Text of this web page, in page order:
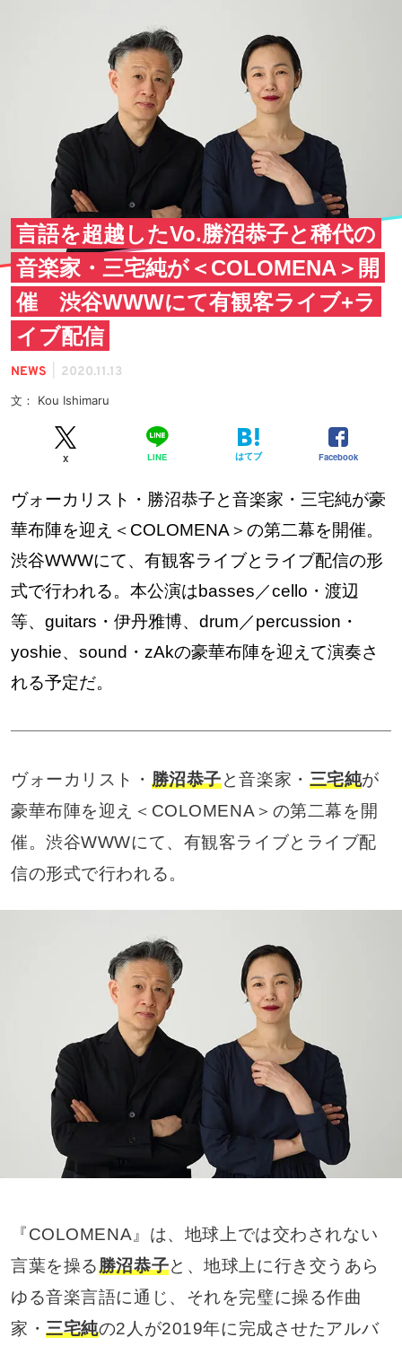
言語を超越したVo.勝沼恭子と稀代の
音楽家・三宅純が＜COLOMENA＞開
催 渋谷WWWにて有観客ライブ+ラ
イブ配信
NEWS 2020.11.13
文： Kou Ishimaru
X LINE はてブ Facebook
ヴォーカリスト・勝沼恭子と音楽家・三宅純が豪
華布陣を迎え＜COLOMENA＞の第二幕を開催。
渋谷WWWにて、有観客ライブとライブ配信の形
式で行われる。本公演はbasses／cello・渡辺
等、guitars・伊丹雅博、drum／percussion・
yoshie、sound・zAkの豪華布陣を迎えて演奏さ
れる予定だ。
ヴォーカリスト・ 勝沼恭子と音楽家・ 三宅純が
豪華布陣を迎え＜COLOMENA＞の第二幕を開
催。渋谷WWWにて、有観客ライブとライブ配
信の形式で行われる。
『COLOMENA』は、地球上では交わされない
言葉を操る勝沼恭子と、地球上に行き交うあら
ゆる音楽言語に通じ、それを完璧に操る作曲
家・三宅純の2人が2019年に完成させたアルバ